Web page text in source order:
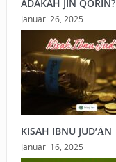
ADAKAH JIN QORIN?
Januari 26, 2025
KISAH IBNU JUD’ĀN
Januari 16, 2025